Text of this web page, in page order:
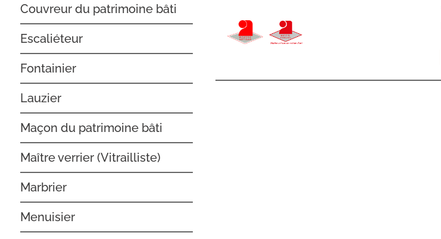
Couvreur du patrimoine bâti
Escaliéteur
Fontainier
Lauzier
Maçon du patrimoine bâti
Maître verrier (Vitrailliste)
Marbrier
Menuisier